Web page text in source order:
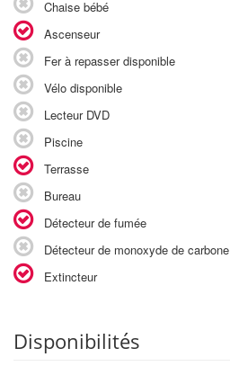
Chaise bébé
Ascenseur
Fer à repasser disponible
Vélo disponible
Lecteur DVD
Piscine
Terrasse
Bureau
Détecteur de fumée
Détecteur de monoxyde de carbone
Extincteur
Disponibilités